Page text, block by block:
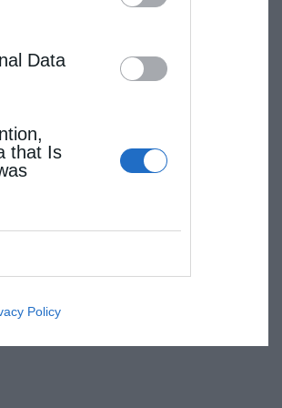
Data
that Is
Policy
όπου
έχουν
την